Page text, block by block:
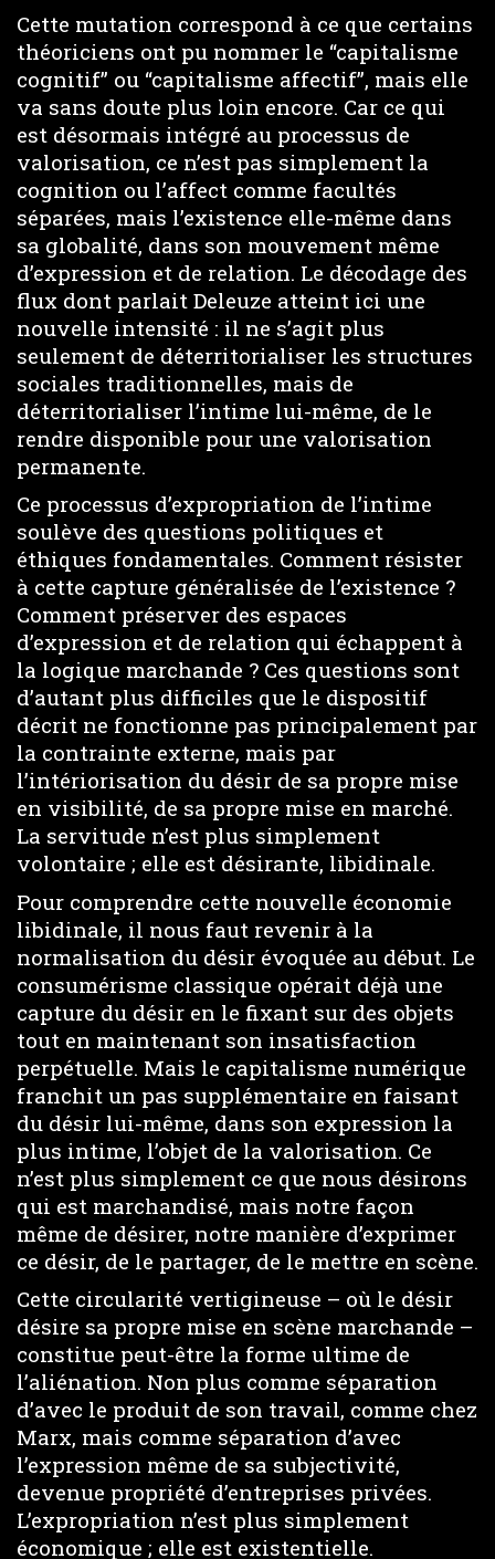
Cette mutation correspond à ce que certains
théoriciens ont pu nommer le “capitalisme
cognitif” ou “capitalisme affectif”, mais elle
va sans doute plus loin encore. Car ce qui
est désormais intégré au processus de
valorisation, ce n’est pas simplement la
cognition ou l’affect comme facultés
séparées, mais l’existence elle-même dans
sa globalité, dans son mouvement même
d’expression et de relation. Le décodage des
flux dont parlait Deleuze atteint ici une
nouvelle intensité : il ne s’agit plus
seulement de déterritorialiser les structures
sociales traditionnelles, mais de
déterritorialiser l’intime lui-même, de le
rendre disponible pour une valorisation
permanente.
Ce processus d’expropriation de l’intime
soulève des questions politiques et
éthiques fondamentales. Comment résister
à cette capture généralisée de l’existence ?
Comment préserver des espaces
d’expression et de relation qui échappent à
la logique marchande ? Ces questions sont
d’autant plus difficiles que le dispositif
décrit ne fonctionne pas principalement par
la contrainte externe, mais par
l’intériorisation du désir de sa propre mise
en visibilité, de sa propre mise en marché.
La servitude n’est plus simplement
volontaire ; elle est désirante, libidinale.
Pour comprendre cette nouvelle économie
libidinale, il nous faut revenir à la
normalisation du désir évoquée au début. Le
consumérisme classique opérait déjà une
capture du désir en le fixant sur des objets
tout en maintenant son insatisfaction
perpétuelle. Mais le capitalisme numérique
franchit un pas supplémentaire en faisant
du désir lui-même, dans son expression la
plus intime, l’objet de la valorisation. Ce
n’est plus simplement ce que nous désirons
qui est marchandisé, mais notre façon
même de désirer, notre manière d’exprimer
ce désir, de le partager, de le mettre en scène.
Cette circularité vertigineuse – où le désir
désire sa propre mise en scène marchande –
constitue peut-être la forme ultime de
l’aliénation. Non plus comme séparation
d’avec le produit de son travail, comme chez
Marx, mais comme séparation d’avec
l’expression même de sa subjectivité,
devenue propriété d’entreprises privées.
L’expropriation n’est plus simplement
économique ; elle est existentielle.